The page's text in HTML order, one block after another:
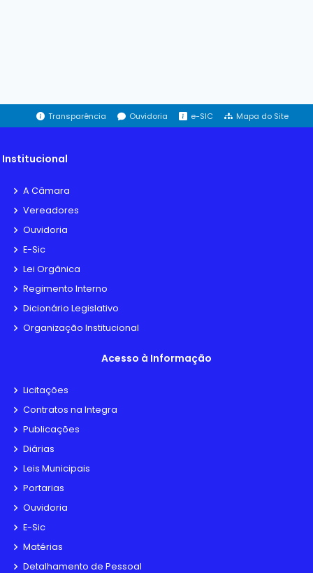
Transparência Ouvidoria e-SIC Mapa do Site
Institucional
A Câmara
Vereadores
Ouvidoria
E-Sic
Lei Orgânica
Regimento Interno
Dicionário Legislativo
Organização Institucional
Acesso à Informação
Licitações
Contratos na Integra
Publicações
Diárias
Leis Municipais
Portarias
Ouvidoria
E-Sic
Matérias
Detalhamento de Pessoal